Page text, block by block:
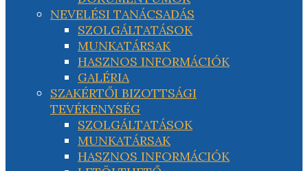
NEVELÉSI TANÁCSADÁS
SZOLGÁLTATÁSOK
MUNKATÁRSAK
HASZNOS INFORMÁCIÓK
GALÉRIA
SZAKÉRTŐI BIZOTTSÁGI
TEVÉKENYSÉG
SZOLGÁLTATÁSOK
MUNKATÁRSAK
HASZNOS INFORMÁCIÓK